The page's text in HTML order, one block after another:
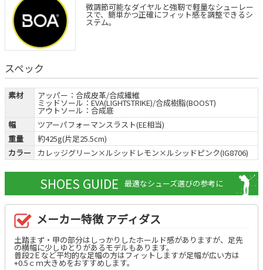
微調節可能なダイヤルと強靭で軽量なシューレー
スで、簡単かつ正確にフィット感を調整できるシ
ステム。
スペック
素材 アッパー：合成皮革/合成繊維
ミッドソール：EVA(LIGHTSTRIKE)/合成樹脂(BOOST)
アウトソール：合成底
幅
ツアーパフォーマンスラスト(EE相当)
重量
約425g(片足25.5cm)
カラー
カレッジグリーン×ルシッドレモン×ルシッドピンク(IG8706)
SHOES GUIDE 最適なシューズ選びの参考に
メーカー特徴 アディダス
土踏まず・甲の部分はしっかりしたホールド感がありますが、足先
の横幅に少しゆとりがあるモデルもあります。
普段2Ｅなど平均的な足幅の方はフィットしますが足幅が広い方は
+0.5ｃｍ大きめをおすすめします。